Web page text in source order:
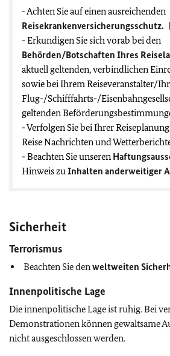
- Achten Sie auf einen ausreichenden
Reisekrankenversicherungsschutz.
- Erkundigen Sie sich vorab bei den
Behörden/Botschaften Ihres
aktuell geltenden, verbindlichen
sowie bei Ihrem Reiseveranstalter/
Flug-/Schifffahrts-/
geltenden
- Verfolgen Sie bei Ihrer
Reise Nachrichten und
- Beachten Sie unseren
Hinweis zuInhalten anderweitiger
Sicherheit
Terrorismus
Beachten Sie denweltweiten
Innenpolitische Lage
Die innenpolitische Lage ist ruhig. Bei
Demonstrationen können gewaltsame
nicht ausgeschlossen werden.